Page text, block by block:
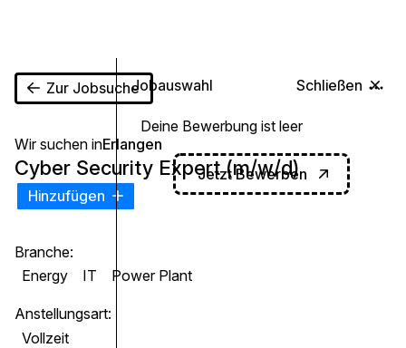
Jobauswahl Schließen
Deine Bewerbung ist leer
Jetzt Bewerben
Zur Jobsuche
Wir suchen inErlangen
Cyber Security Expert (m/w/d)
Hinzufügen
Branche:
Energy
IT Power Plant
Anstellungsart:
Vollzeit